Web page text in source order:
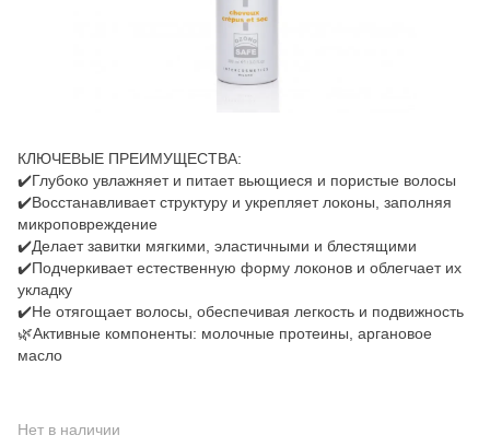
КЛЮЧЕВЫЕ ПРЕИМУЩЕСТВА:
✔️Глубоко увлажняет и питает вьющиеся и пористые волосы
✔️Восстанавливает структуру и укрепляет локоны, заполняя
микроповреждение
✔️Делает завитки мягкими, эластичными и блестящими
✔️Подчеркивает естественную форму локонов и облегчает их
укладку
✔️Не отягощает волосы, обеспечивая легкость и подвижность
🌿Активные компоненты: молочные протеины, аргановое
масло
Нет в наличии